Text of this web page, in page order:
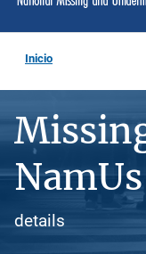
Inicio
details